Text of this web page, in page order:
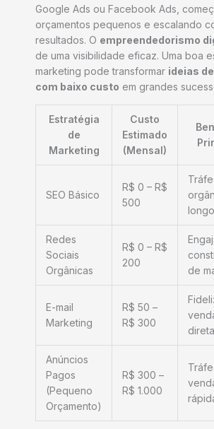
Google Ads ou Facebook Ads,
orçamentos pequenos e escalando
resultados. O empreendedorismo
de uma visibilidade eficaz. Uma boa
marketing pode transformar ideias
com baixo custo em grandes
Estratégia
de
Marketing
Custo
Estimado
(Mensal)
SEO Básico
R$ 0 – R$
500
Redes
Sociais
Orgânicas
R$ 0 – R$
200
de
E-mail
Marketing
R$ 50 –
R$ 300
Anúncios
Pagos
(Pequeno
Orçamento)
R$ 300 –
R$ 1.000